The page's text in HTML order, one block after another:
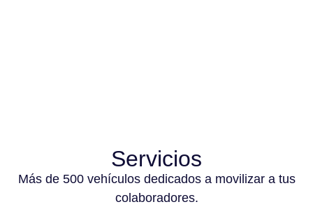
Servicios
Más de 500 vehículos dedicados a movilizar a tus
colaboradores.